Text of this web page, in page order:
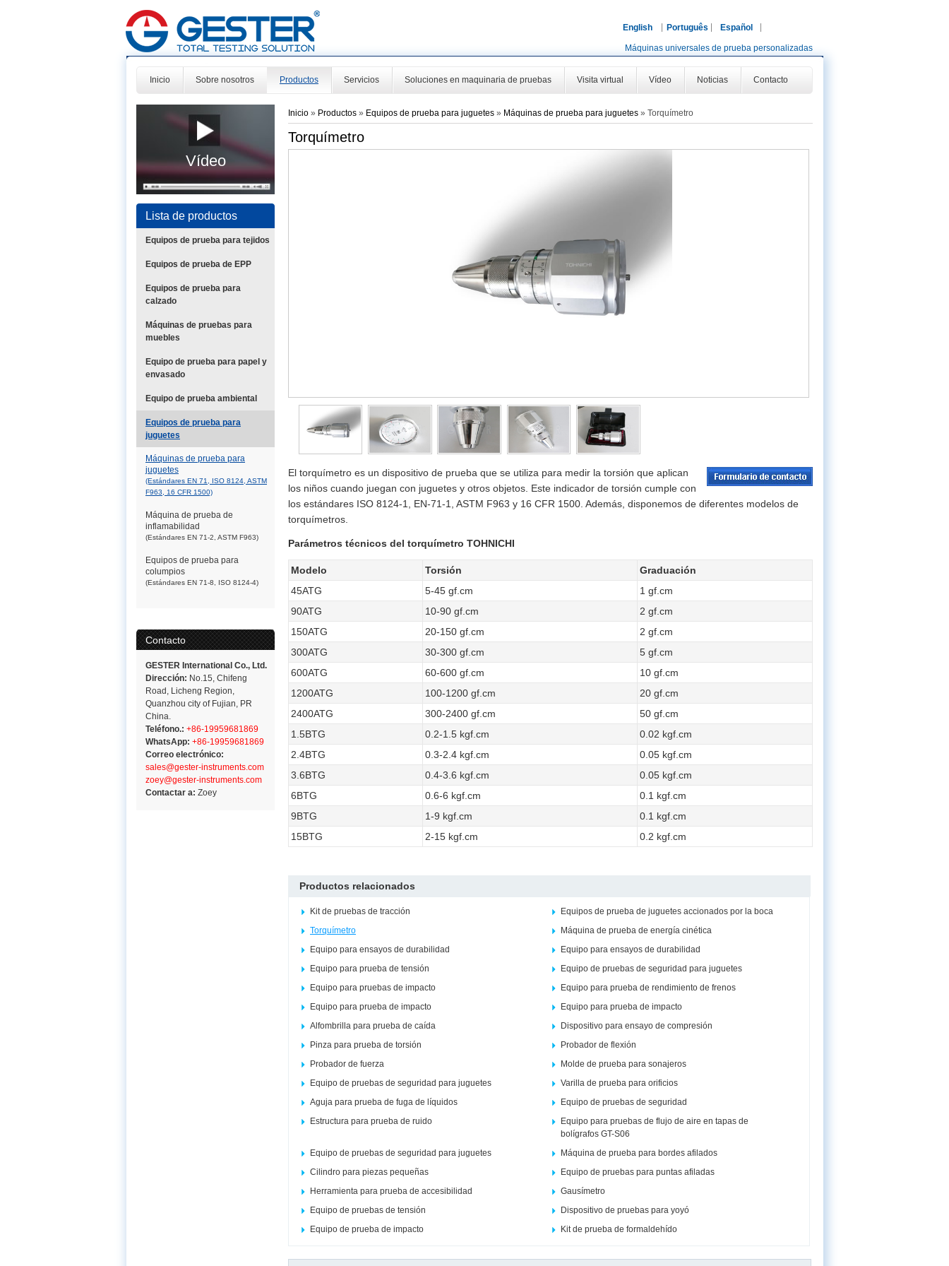
English Português Español
Máquinas universales de prueba personalizadas
Inicio Sobre nosotros Productos Servicios Soluciones en maquinaria de pruebas Visita virtual Vídeo Noticias Contacto
Vídeo
Lista de productos
Equipos de prueba para tejidos
Equipos de prueba de EPP
Equipos de prueba para
calzado
Máquinas de pruebas para
muebles
Equipo de prueba para papel y
envasado
Equipo de prueba ambiental
Equipos de prueba para
juguetes
Máquinas de prueba para
juguetes
(Estándares EN 71, ISO 8124, ASTM
F963, 16 CFR 1500)
Máquina de prueba de
inflamabilidad
(Estándares EN 71-2, ASTM F963)
Equipos de prueba para
columpios
(Estándares EN 71-8, ISO 8124-4)
Contacto
GESTER International Co., Ltd.
Dirección: No.15, Chifeng
Road, Licheng Region,
Quanzhou city of Fujian, PR
China.
Teléfono.: +86-19959681869
WhatsApp: +86-19959681869
Correo electrónico:
sales@gester-instruments.com
zoey@gester-instruments.com
Contactar a: Zoey
Inicio » Productos » Equipos de prueba para juguetes » Máquinas de prueba para juguetes » Torquímetro
Torquímetro
El torquímetro es un dispositivo de prueba que se utiliza para medir la torsión que aplican
los niños cuando juegan con juguetes y otros objetos. Este indicador de torsión cumple con
los estándares ISO 8124-1, EN-71-1, ASTM F963 y 16 CFR 1500. Además, disponemos de diferentes modelos de
torquímetros.
Parámetros técnicos del torquímetro TOHNICHI
Modelo Torsión
Graduación
45ATG
5-45 gf.cm
1 gf.cm
90ATG
10-90 gf.cm
2 gf.cm
150ATG
20-150 gf.cm
2 gf.cm
300ATG
30-300 gf.cm
5 gf.cm
600ATG
60-600 gf.cm
10 gf.cm
1200ATG
100-1200 gf.cm
20 gf.cm
2400ATG
300-2400 gf.cm
50 gf.cm
1.5BTG
0.2-1.5 kgf.cm
0.02 kgf.cm
2.4BTG
0.3-2.4 kgf.cm
0.05 kgf.cm
3.6BTG
0.4-3.6 kgf.cm
0.05 kgf.cm
6BTG
0.6-6 kgf.cm
0.1 kgf.cm
9BTG
1-9 kgf.cm
0.1 kgf.cm
15BTG
2-15 kgf.cm 0.2 kgf.cm
Productos relacionados
Kit de pruebas de tracción
Equipos de prueba de juguetes accionados por la boca
Torquímetro
Máquina de prueba de energía cinética
Equipo para ensayos de durabilidad
Equipo para ensayos de durabilidad
Equipo para prueba de tensión
Equipo de pruebas de seguridad para juguetes
Equipo para pruebas de impacto
Equipo para prueba de rendimiento de frenos
Equipo para prueba de impacto
Equipo para prueba de impacto
Alfombrilla para prueba de caída
Dispositivo para ensayo de compresión
Pinza para prueba de torsión
Probador de flexión
Probador de fuerza
Molde de prueba para sonajeros
Equipo de pruebas de seguridad para juguetes
Varilla de prueba para orificios
Aguja para prueba de fuga de líquidos
Equipo de pruebas de seguridad
Estructura para prueba de ruido
Equipo para pruebas de flujo de aire en tapas de
bolígrafos GT-S06
Equipo de pruebas de seguridad para juguetes
Máquina de prueba para bordes afilados
Cilindro para piezas pequeñas
Equipo de pruebas para puntas afiladas
Herramienta para prueba de accesibilidad
Gausímetro
Equipo de pruebas de tensión
Dispositivo de pruebas para yoyó
Equipo de prueba de impacto
Kit de prueba de formaldehído